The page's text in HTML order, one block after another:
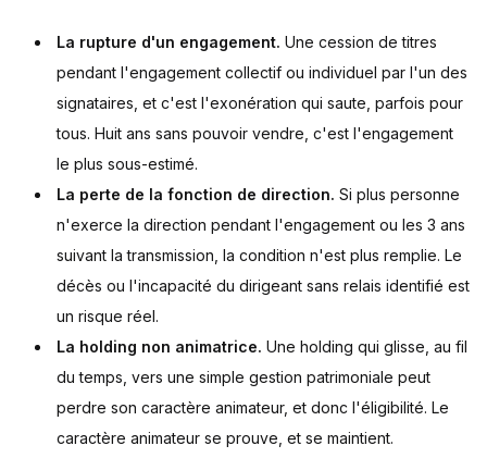
La rupture d'un engagement. Une cession de titres
pendant l'engagement collectif ou individuel par l'un des
signataires, et c'est l'exonération qui saute, parfois pour
tous. Huit ans sans pouvoir vendre, c'est l'engagement
le plus sous-estimé.
La perte de la fonction de direction. Si plus personne
n'exerce la direction pendant l'engagement ou les 3 ans
suivant la transmission, la condition n'est plus remplie. Le
décès ou l'incapacité du dirigeant sans relais identifié est
un risque réel.
La holding non animatrice. Une holding qui glisse, au fil
du temps, vers une simple gestion patrimoniale peut
perdre son caractère animateur, et donc l'éligibilité. Le
caractère animateur se prouve, et se maintient.